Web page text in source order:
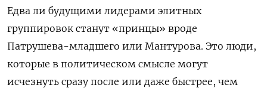
Едва ли будущими лидерами элитных
группировок станут «принцы» вроде
Патрушева-младшего или Мантурова. Это люди,
которые в политическом смысле могут
исчезнуть сразу после или даже быстрее, чем